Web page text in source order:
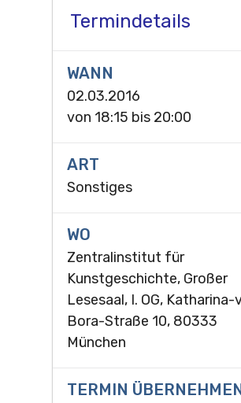
Termindetails
WANN
02.03.2016
von 18:15 bis 20:00
ART
Sonstiges
WO
Zentralinstitut für
Kunstgeschichte, Großer
Lesesaal, I. OG, Katharina-
Bora-Straße 10, 80333
München
TERMIN ÜBERNEHMEN